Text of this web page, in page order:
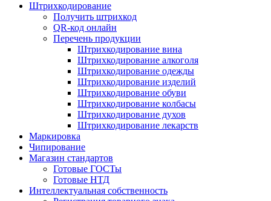
Штрихкодирование
Получить штрихкод
QR-код онлайн
Перечень продукции
Штрихкодирование вина
Штрихкодирование алкоголя
Штрихкодирование одежды
Штрихкодирование изделий
Штрихкодирование обуви
Штрихкодирование колбасы
Штрихкодирование духов
Штрихкодирование лекарств
Маркировка
Чипирование
Магазин стандартов
Готовые ГОСТы
Готовые НТД
Интеллектуальная собственность